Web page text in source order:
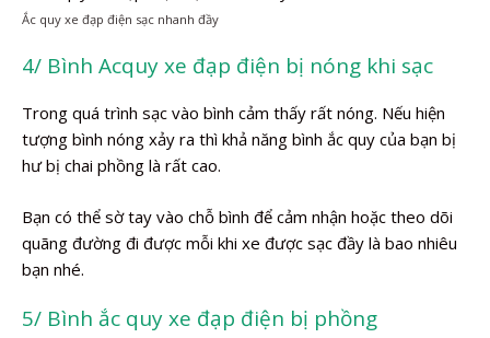
Ắc quy xe đạp điện sạc nhanh đầy
4/ Bình Acquy xe đạp điện bị nóng khi sạc
Trong quá trình sạc vào bình cảm thấy rất nóng. Nếu hiện
tượng bình nóng xảy ra thì khả năng bình ắc quy của bạn bị
hư bị chai phồng là rất cao.
Bạn có thể sờ tay vào chỗ bình để cảm nhận hoặc theo dõi
quãng đường đi được mỗi khi xe được sạc đầy là bao nhiêu
bạn nhé.
5/ Bình ắc quy xe đạp điện bị phồng